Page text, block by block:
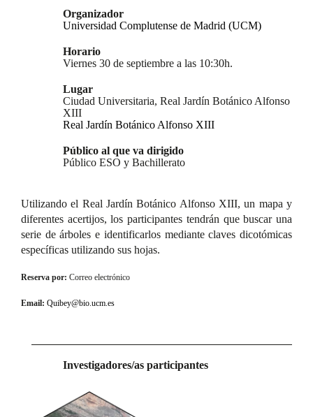
Organizador
Universidad Complutense de Madrid (UCM)
Horario
Viernes 30 de septiembre a las 10:30h.
Lugar
Ciudad Universitaria, Real Jardín Botánico Alfonso
XIII
Real Jardín Botánico Alfonso XIII
Público al que va dirigido
Público ESO y Bachillerato
Utilizando el Real Jardín Botánico Alfonso XIII, un mapa y
diferentes acertijos, los participantes tendrán que buscar una
serie de árboles e identificarlos mediante claves dicotómicas
específicas utilizando sus hojas.
Reserva por: Correo electrónico
Email: Quibey@bio.ucm.es
Investigadores/as participantes